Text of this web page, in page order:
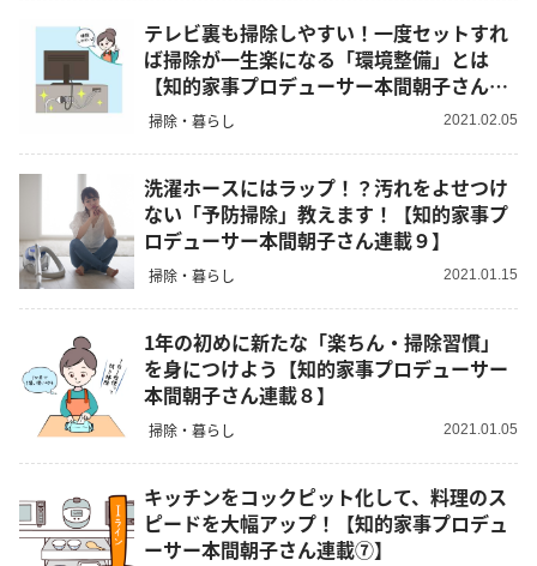
テレビ裏も掃除しやすい！一度セットすれ
ば掃除が一生楽になる「環境整備」とは
【知的家事プロデューサー本間朝子さん連
載11】
掃除・暮らし 2021.02.05
洗濯ホースにはラップ！？汚れをよせつけ
ない「予防掃除」教えます！【知的家事プ
ロデューサー本間朝子さん連載９】
掃除・暮らし 2021.01.15
1年の初めに新たな「楽ちん・掃除習慣」
を身につけよう【知的家事プロデューサー
本間朝子さん連載８】
掃除・暮らし 2021.01.05
キッチンをコックピット化して、料理のス
ピードを大幅アップ！【知的家事プロデュ
ーサー本間朝子さん連載⑦】